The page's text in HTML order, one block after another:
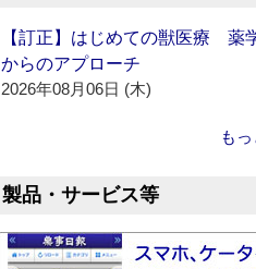
【訂正】はじめての獣医療 薬
からのアプローチ
2026年08月06日 (木)
も
製品・サービス等